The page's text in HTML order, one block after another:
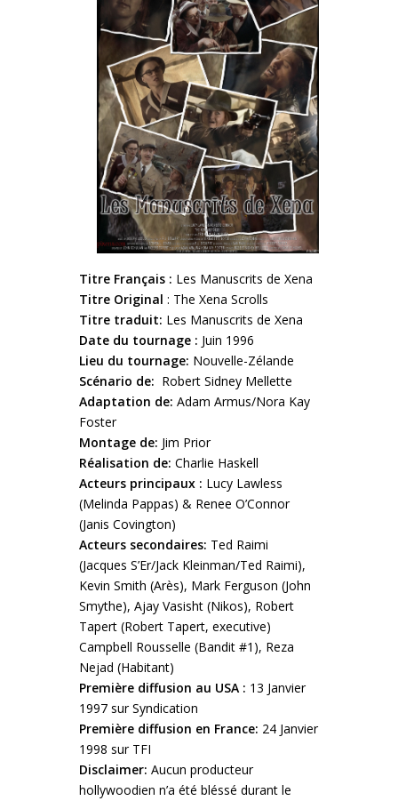
Titre Français : Les Manuscrits de Xena
Titre Original : The Xena Scrolls
Titre traduit: Les Manuscrits de Xena
Date du tournage : Juin 1996
Lieu du tournage: Nouvelle-Zélande
Scénario de: Robert Sidney Mellette
Adaptation de: Adam Armus/Nora Kay
Foster
Montage de: Jim Prior
Réalisation de: Charlie Haskell
Acteurs principaux : Lucy Lawless
(Melinda Pappas) & Renee O’Connor
(Janis Covington)
Acteurs secondaires: Ted Raimi
(Jacques S’Er/Jack Kleinman/Ted Raimi),
Kevin Smith (Arès), Mark Ferguson (John
Smythe), Ajay Vasisht (Nikos), Robert
Tapert (Robert Tapert, executive)
Campbell Rousselle (Bandit #1), Reza
Nejad (Habitant)
Première diffusion au USA : 13 Janvier
1997 sur Syndication
Première diffusion en France: 24 Janvier
1998 sur TFI
Disclaimer: Aucun producteur
hollywoodien n’a été bléssé durant le